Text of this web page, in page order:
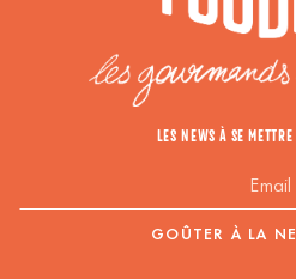
LES NEWS À SE